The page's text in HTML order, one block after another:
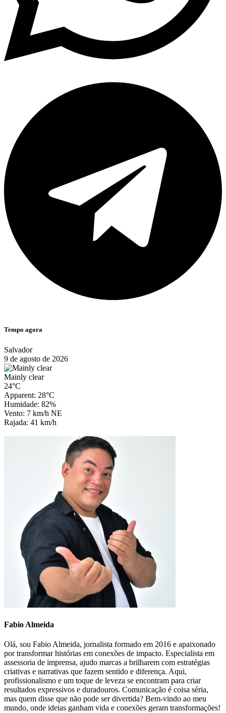
Tempo agora
Salvador
9 de agosto de 2026
Mainly clear
24°C
Apparent: 28°C
Humidade: 82%
Vento: 7 km/h NE
Rajada: 41 km/h
Fabio Almeida
Olá, sou Fabio Almeida, jornalista formado em 2016 e apaixonado
por transformar histórias em conexões de impacto. Especialista em
assessoria de imprensa, ajudo marcas a brilharem com estratégias
criativas e narrativas que fazem sentido e diferença. Aqui,
profissionalismo e um toque de leveza se encontram para criar
resultados expressivos e duradouros. Comunicação é coisa séria,
mas quem disse que não pode ser divertida? Bem-vindo ao meu
mundo, onde ideias ganham vida e conexões geram transformações!